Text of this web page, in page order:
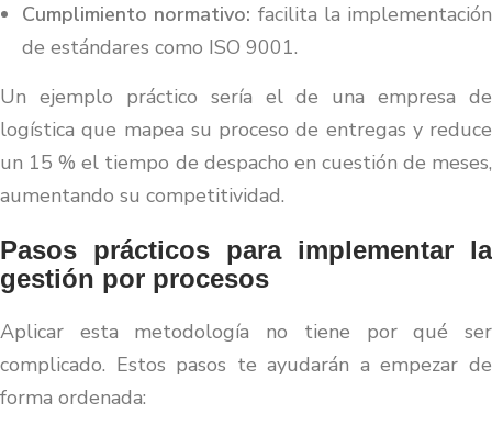
Cumplimiento normativo: facilita la implementación
de estándares como ISO 9001.
Un ejemplo práctico sería el de una empresa de
logística que mapea su proceso de entregas y reduce
un 15 % el tiempo de despacho en cuestión de meses,
aumentando su competitividad.
Pasos prácticos para implementar la
gestión por procesos
Aplicar esta metodología no tiene por qué ser
complicado. Estos pasos te ayudarán a empezar de
forma ordenada: